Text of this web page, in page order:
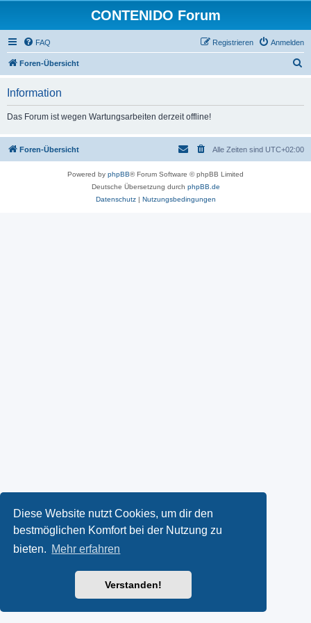
Diese Website nutzt Cookies, um dir den
bestmöglichen Komfort bei der Nutzung zu
bieten. Mehr erfahren
Verstanden!
CONTENIDO Forum
FAQ Anmelden
Registrieren
Foren-Übersicht
Information
Das Forum ist wegen Wartungsarbeiten derzeit offline!
Foren-Übersicht Alle Zeiten sind UTC+02:00
Powered by phpBB® Forum Software © phpBB Limited
Deutsche Übersetzung durch phpBB.de
Datenschutz| Nutzungsbedingungen